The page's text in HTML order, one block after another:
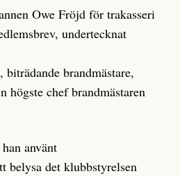
Owe Fröjd för trakasseri
undertecknat
brandmästare,
högste chef brandmästaren
använt
det klubbstyrelsen